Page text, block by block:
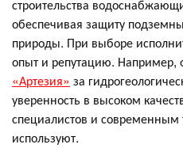
строительства
обеспечивая защиту
природы. При выборе
опыт и репутацию.
«Артезия» за
уверенность в высоком
специалистов и современным
используют.